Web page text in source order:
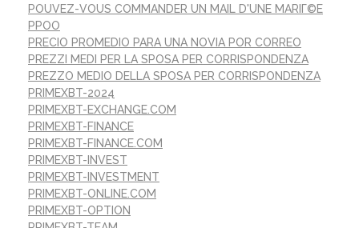
POUVEZ-VOUS COMMANDER UN MAIL D'UNE MARIГ©E
PPOO
PRECIO PROMEDIO PARA UNA NOVIA POR CORREO
PREZZI MEDI PER LA SPOSA PER CORRISPONDENZA
PREZZO MEDIO DELLA SPOSA PER CORRISPONDENZA
PRIMEXBT-2024
PRIMEXBT-EXCHANGE.COM
PRIMEXBT-FINANCE
PRIMEXBT-FINANCE.COM
PRIMEXBT-INVEST
PRIMEXBT-INVESTMENT
PRIMEXBT-ONLINE.COM
PRIMEXBT-OPTION